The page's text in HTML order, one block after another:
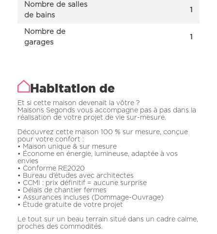
Nombre de salles
de bains
1
Nombre de
garages
1
Habitation de
Et si cette maison devenait la vôtre ?
Maisons Segonds vous accompagne pas à pas dans la
réalisation de votre projet de vie sur-mesure.
Découvrez cette maison 100 % sur mesure, conçue
pour votre confort :
• Maison unique & sur mesure
• Économe en énergie, lumineuse, adaptée à vos
envies
• Conforme RE2020
• Bureau d’études avec architectes
• CCMI : prix définitif = aucune surprise
• Délais de chantier fermes
• Assurances incluses (Dommage-Ouvrage)
• Étude gratuite de votre projet
Le tout sur un beau terrain situé dans un cadre calme,
proches des commodités.